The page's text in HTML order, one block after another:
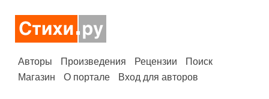
Авторы Произведения Рецензии
Поиск
Магазин
О портале Вход для авторов